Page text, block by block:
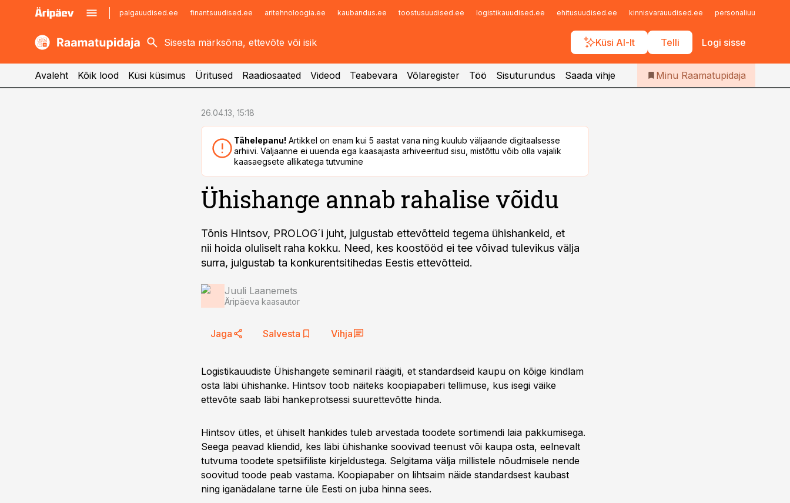
palgauudised.ee finantsuudised.ee aritehnoloogia.ee kaubandus.ee toostusuudised.ee logistikauudised.ee ehitusuudised.ee kinnisvarauudised.ee personaliuudised.ee
Küsi AI-lt Telli Logi sisse
kaubandus.ee
kinnisvarauudised.ee
imelineajalugu.ee
Infopank
Iseteenindus
Telli Raamatupidaja
Avaleht Kõik lood Küsi küsimus Üritused Raadiosaated Videod Teabevara Võlaregister Töö Sisuturundus Saada vihje Minu Raamatupidaja
26.04.13, 15:18
Tähelepanu! Artikkel on enam kui 5 aastat vana ning kuulub väljaande digitaalsesse
arhiivi. Väljaanne ei uuenda ega kaasajasta arhiveeritud sisu, mistõttu võib olla vajalik
kaasaegsete allikatega tutvumine
Ühishange annab rahalise võidu
Tõnis Hintsov, PROLOG´i juht, julgustab ettevõtteid tegema ühishankeid, et
nii hoida oluliselt raha kokku. Need, kes koostööd ei tee võivad tulevikus välja
surra, julgustab ta konkurentsitihedas Eestis ettevõtteid.
Juuli Laanemets
Äripäeva kaasautor
Jaga Salvesta Vihja
Logistikauudiste Ühishangete seminaril räägiti, et standardseid kaupu on kõige kindlam
osta läbi ühishanke. Hintsov toob näiteks koopiapaberi tellimuse, kus isegi väike
ettevõte saab läbi hankeprotsessi suurettevõtte hinda.
Hintsov ütles, et ühiselt hankides tuleb arvestada toodete sortimendi laia pakkumisega.
Seega peavad kliendid, kes läbi ühishanke soovivad teenust või kaupa osta, eelnevalt
tutvuma toodete spetsiifiliste kirjeldustega. Selgitama välja millistele nõudmisele nende
soovitud toode peab vastama. Koopiapaber on lihtsaim näide standardsest kaubast
ning iganädalane tarne üle Eesti on juba hinna sees.